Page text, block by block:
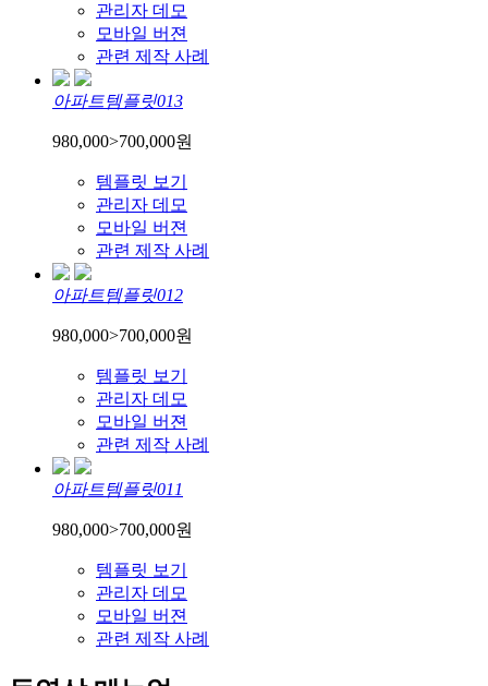
관리자 데모
모바일 버젼
관련 제작 사례
아파트템플릿013
980,000>700,000원
템플릿 보기
관리자 데모
모바일 버젼
관련 제작 사례
아파트템플릿012
980,000>700,000원
템플릿 보기
관리자 데모
모바일 버젼
관련 제작 사례
아파트템플릿011
980,000>700,000원
템플릿 보기
관리자 데모
모바일 버젼
관련 제작 사례